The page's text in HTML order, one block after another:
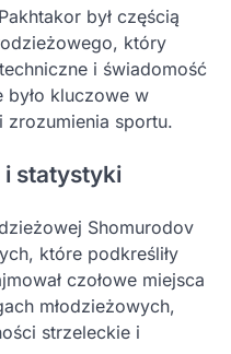
był częścią
który
i świadomość
było kluczowe w
zrozumienia sportu.
i statystyki
Shomurodov
które podkreśliły
czołowe miejsca
młodzieżowych,
strzeleckie i